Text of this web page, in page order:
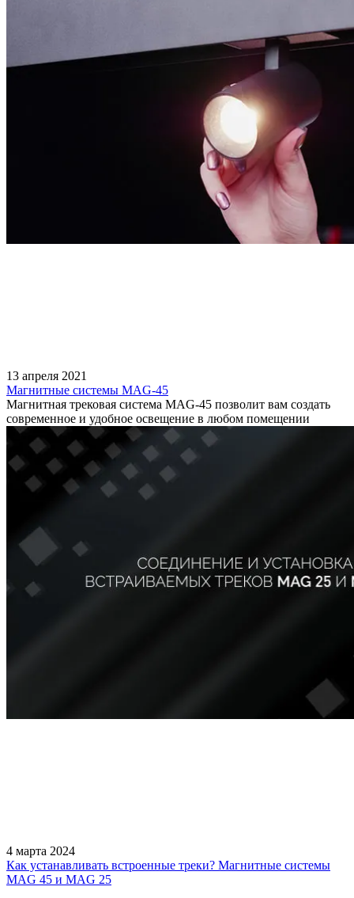
13 апреля 2021
Магнитные системы MAG-45
Магнитная трековая система MAG-45 позволит вам создать
современное и удобное освещение в любом помещении
4 марта 2024
Как устанавливать встроенные треки? Магнитные системы
MAG 45 и MAG 25